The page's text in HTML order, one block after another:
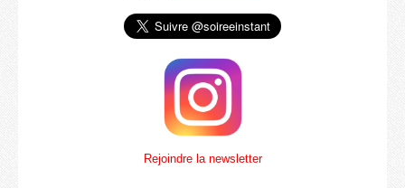
Rejoindre la newsletter